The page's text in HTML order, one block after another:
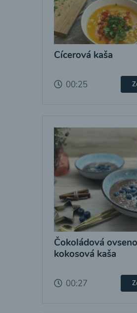
Cícerová kaša
00:25
Čokoládová
kokosová kaša
00:27